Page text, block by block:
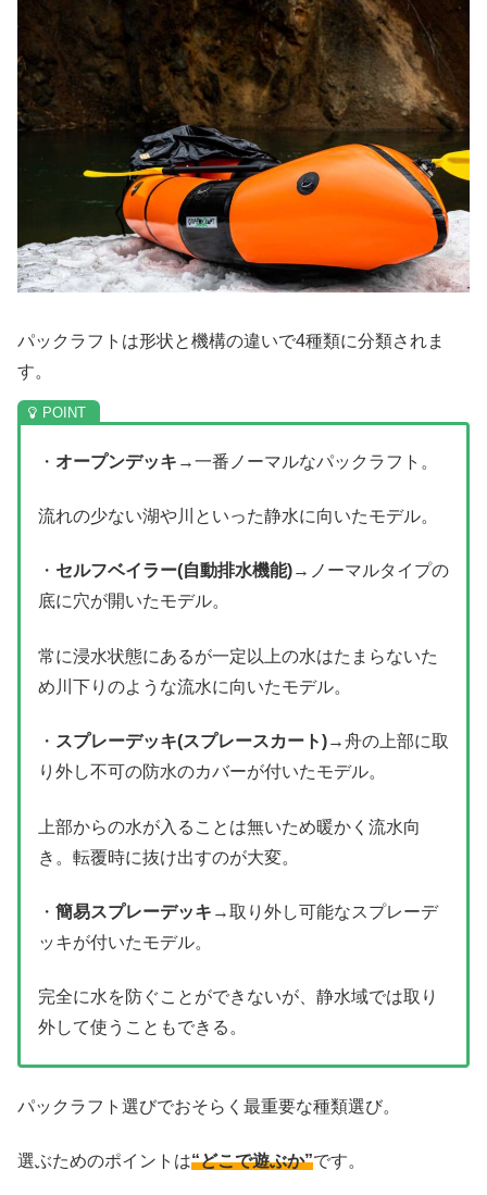
パックラフトは形状と機構の違いで4種類に分類されま
す。
・ オープンデッキ →一番ノーマルなパックラフト。
流れの少ない湖や川といった静水に向いたモデル。
・ セルフベイラー(自動排水機能)→ノーマルタイプの
底に穴が開いたモデル。
常に浸水状態にあるが一定以上の水はたまらないた
め川下りのような流水に向いたモデル。
・ スプレーデッキ(スプレースカート)→舟の上部に取
り外し不可の防水のカバーが付いたモデル。
上部からの水が入ることは無いため暖かく流水向
き。転覆時に抜け出すのが大変。
・ 簡易スプレーデッキ →取り外し可能なスプレーデ
ッキが付いたモデル。
完全に水を防ぐことができないが、静水域では取り
外して使うこともできる。
パックラフト選びでおそらく最重要な種類選び。
選ぶためのポイントは“どこで遊ぶか”です。